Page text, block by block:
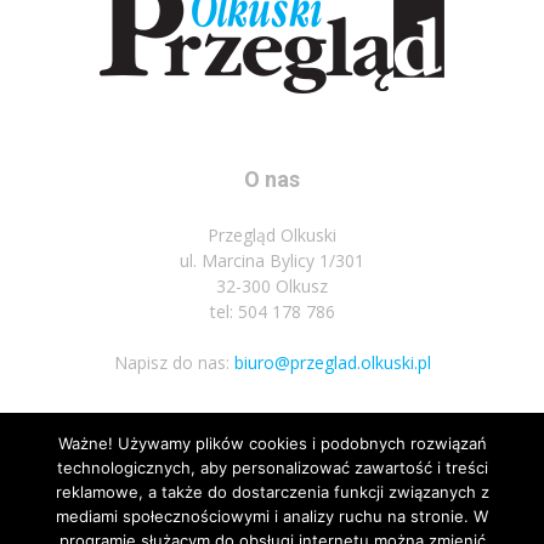
O nas
Przegląd Olkuski
ul. Marcina Bylicy 1/301
32-300 Olkusz
tel: 504 178 786
Napisz do nas: biuro@przeglad.olkuski.pl
Podążaj za nami
Ważne! Używamy plików cookies i podobnych rozwiązań
technologicznych, aby personalizować zawartość i treści
reklamowe, a także do dostarczenia funkcji związanych z
mediami społecznościowymi i analizy ruchu na stronie. W